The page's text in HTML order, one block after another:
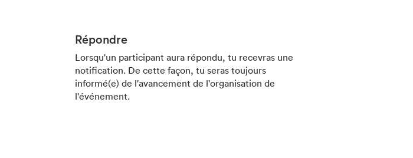
Répondre
Lorsqu'un participant aura répondu, tu recevras une
notification. De cette façon, tu seras toujours
informé(e) de l'avancement de l'organisation de
l'événement.